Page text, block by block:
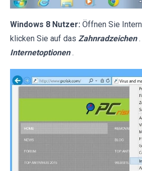
Windows 8 Nutzer: Öffnen Sie
klicken Sie auf das Zahnradzeichen
Internetoptionen .